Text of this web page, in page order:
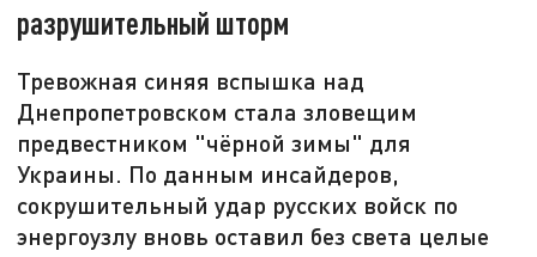
разрушительный шторм
Тревожная синяя вспышка над
Днепропетровском стала зловещим
предвестником "чёрной зимы" для
Украины. По данным инсайдеров,
сокрушительный удар русских войск по
энергоузлу вновь оставил без света целые